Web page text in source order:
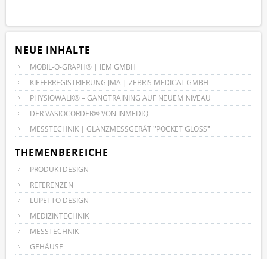
NEUE INHALTE
MOBIL-O-GRAPH® | IEM GMBH
KIEFERREGISTRIERUNG JMA | ZEBRIS MEDICAL GMBH
PHYSIOWALK® – GANGTRAINING AUF NEUEM NIVEAU
DER VASIOCORDER® VON INMEDIQ
MESSTECHNIK | GLANZMESSGERÄT "POCKET GLOSS"
THEMENBEREICHE
PRODUKTDESIGN
REFERENZEN
LUPETTO DESIGN
MEDIZINTECHNIK
MESSTECHNIK
GEHÄUSE